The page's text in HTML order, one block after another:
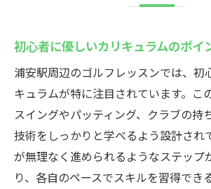
初心者に優しいカリキュラムのポイ
浦安駅周辺のゴルフレッスンでは、初
キュラムが特に注目されています。こ
スイングやパッティング、クラブの持
技術をしっかりと学べるよう設計され
が無理なく進められるようなステップ
り、各自のペースでスキルを習得でき